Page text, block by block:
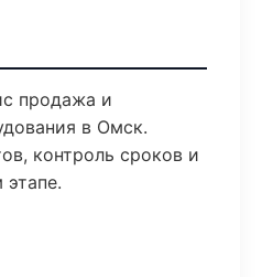
продажа и
в Омск.
контроль сроков и